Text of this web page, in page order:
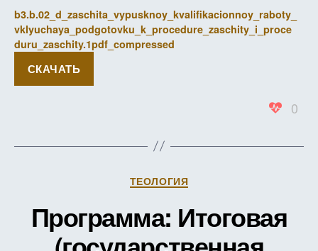
b3.b.02_d_zaschita_vypusknoy_kvalifikacionnoy_raboty_
vklyuchaya_podgotovku_k_procedure_zaschity_i_proce
duru_zaschity.1pdf_compressed
СКАЧАТЬ
0
Рубрики
ТЕОЛОГИЯ
Программа: Итоговая